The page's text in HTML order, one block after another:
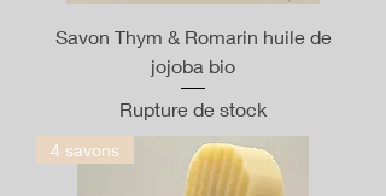
Savon Thym & Romarin huile de
jojoba bio
Rupture de stock
4 savons